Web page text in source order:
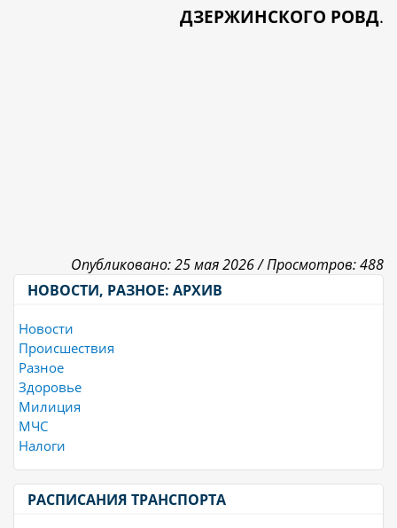
ДЗЕРЖИНСКОГО РОВД.
Опубликовано: 25 мая 2026 /Просмотров: 488
НОВОСТИ, РАЗНОЕ: АРХИВ
Новости
Происшествия
Разное
Здоровье
Милиция
МЧС
Налоги
РАСПИСАНИЯ ТРАНСПОРТА